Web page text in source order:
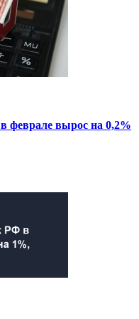
феврале вырос на 0,2%